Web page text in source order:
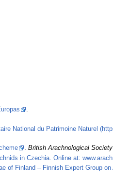
National du Patrimoine Naturel
. British Arachnological Society
in Czechia. Online at:
of Finland – Finnish Expert Group on